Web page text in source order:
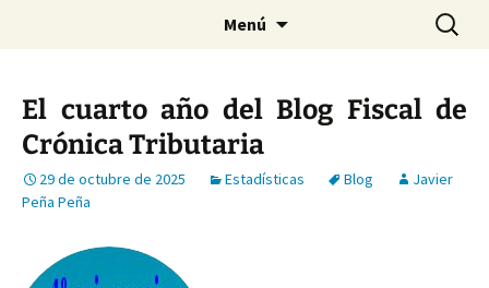
Menú Buscar:
El cuarto año del Blog Fiscal de
Crónica Tributaria
29 de octubre de 2025 Estadísticas Blog
Javier
Peña Peña